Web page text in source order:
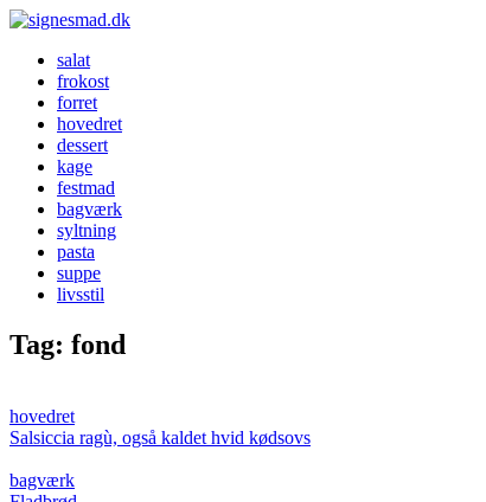
salat
frokost
forret
hovedret
dessert
kage
festmad
bagværk
syltning
pasta
suppe
livsstil
Tag: fond
hovedret
Salsiccia ragù, også kaldet hvid kødsovs
bagværk